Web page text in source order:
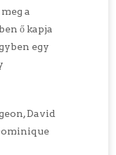
a
ő kapja
egy
David